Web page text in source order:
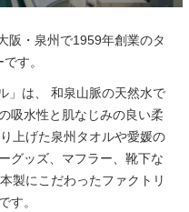
阪・泉州で1959年創業のタ
す。
」は、
和泉山脈の天然水で
吸水性と肌なじみの良い柔
上げた泉州タオルや愛媛の
グッズ、マフラー、靴下な
製にこだわったファクトリ
す。